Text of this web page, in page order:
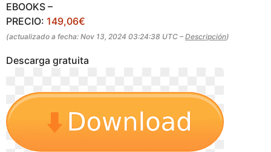
EBOOKS –
PRECIO: 149,06€
(actualizado a fecha: Nov 13, 2024 03:24:38 UTC – Descripción)
Descarga gratuita